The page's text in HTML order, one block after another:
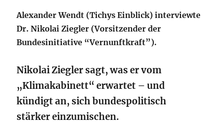
Alexander Wendt (Tichys Einblick) interviewte
Dr. Nikolai Ziegler (Vorsitzender der
Bundesinitiative “Vernunftkraft”).
Nikolai Ziegler sagt, was er vom
„Klimakabinett“ erwartet – und
kündigt an, sich bundespolitisch
stärker einzumischen.